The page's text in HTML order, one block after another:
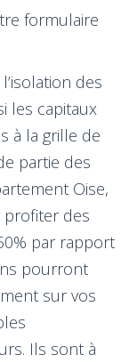
formulaire
des
les capitaux
à la grille de
partie des
Oise,
profiter des
par rapport
pourront
sur vos
Ils sont à